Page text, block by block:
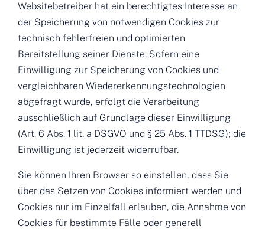
Websitebetreiber hat ein berechtigtes Interesse an
der Speicherung von notwendigen Cookies zur
technisch fehlerfreien und optimierten
Bereitstellung seiner Dienste. Sofern eine
Einwilligung zur Speicherung von Cookies und
vergleichbaren Wiedererkennungstechnologien
abgefragt wurde, erfolgt die Verarbeitung
ausschließlich auf Grundlage dieser Einwilligung
(Art. 6 Abs. 1 lit. a DSGVO und § 25 Abs. 1 TTDSG); die
Einwilligung ist jederzeit widerrufbar.
Sie können Ihren Browser so einstellen, dass Sie
über das Setzen von Cookies informiert werden und
Cookies nur im Einzelfall erlauben, die Annahme von
Cookies für bestimmte Fälle oder generell